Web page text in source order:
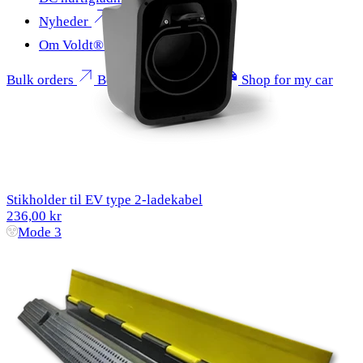
Nyheder
Om Voldt®
Bulk orders Become a partner Shop for my car
Stikholder til EV type 2-ladekabel
236,00 kr
Mode 3